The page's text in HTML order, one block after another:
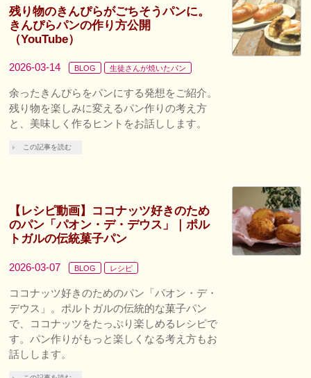
残り物のきんぴらがごちそうパンに。
きんぴらパンの作り方公開
（YouTube）
2026-03-14 BLOG 生徒さんが焼いたパン
余ったきんぴらをパンにする発想をご紹介。
残り物を楽しみに変えるパン作りの考え方
と、美味しく作るヒントをお話しします。
この記事を読む
【レシピ動画】ココナッツ好きのため
のパン「パオン・デ・デウス」｜ポル
トガルの伝統菓子パン
2026-03-07 BLOG レシピ
ココナッツ好きのためのパン「パオン・デ・
デウス」。ポルトガルの伝統的な菓子パン
で、ココナッツをたっぷり楽しめるレシピで
す。パン作りがもっと楽しくなる考え方もお
話しします。